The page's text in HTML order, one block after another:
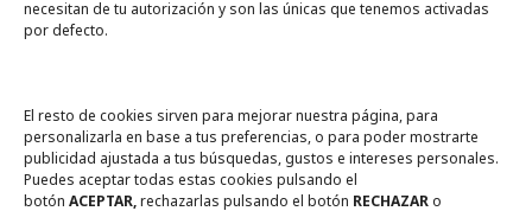
necesitan de tu autorización y son las únicas que tenemos activadas
por defecto.
El resto de cookies sirven para mejorar nuestra página, para
personalizarla en base a tus preferencias, o para poder mostrarte
publicidad ajustada a tus búsquedas, gustos e intereses personales.
Puedes aceptar todas estas cookies pulsando el
botón ACEPTAR,rechazarlas pulsando el botón RECHAZARo
Tienda online Legal
Política de privacidad